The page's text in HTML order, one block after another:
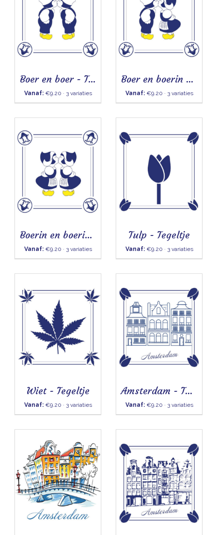
Boer en boer - Tegeltje
Vanaf:€9.20 · 3 variaties
Boer en boerin - Tegeltje
Vanaf:€9.20 · 3 variaties
Boerin en boerin - Tegeltje
Vanaf:€9.20 · 3 variaties
Tulp - Tegeltje
Vanaf:€9.20 · 3 variaties
Wiet - Tegeltje
Vanaf:€9.20 · 3 variaties
Amsterdam - Tegeltje
Vanaf:€9.20 · 3 variaties